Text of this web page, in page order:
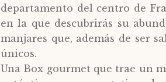
departamento del centro de
en la que descubrirás su
manjares que, además de ser
únicos.
Una Box gourmet que trae un